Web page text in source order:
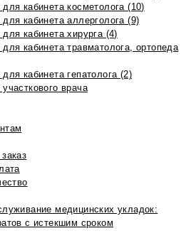
для кабинета косметолога (10)
для кабинета аллерголога (9)
для кабинета хирурга (4)
для кабинета травматолога, ортопеда
кабинета гепатолога (2)
врача
медицинских укладок:
с истекшим сроком